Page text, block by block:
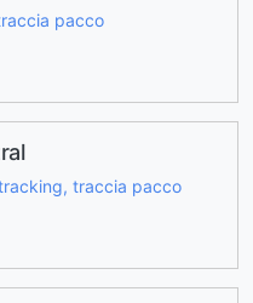
pacco
traccia pacco